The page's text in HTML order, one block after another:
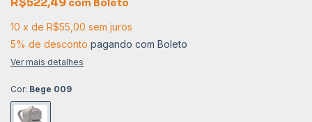
com Boleto
10 x de R$55,00 sem juros
5% de desconto pagando com Boleto
Ver mais detalhes
Cor: Bege 009